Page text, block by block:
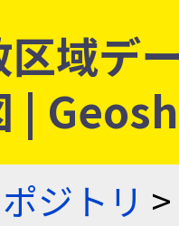
域デ
|
ジトリ >